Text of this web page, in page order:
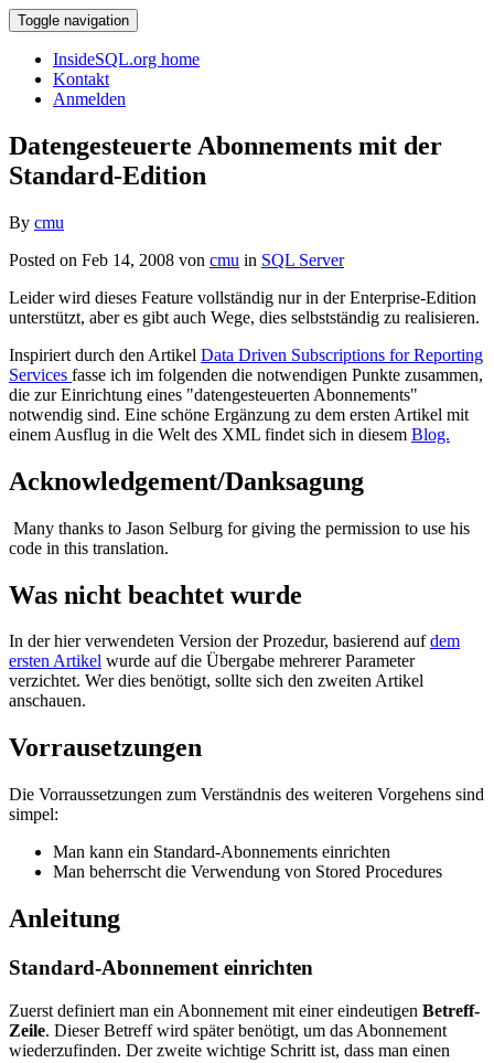
Toggle navigation
InsideSQL.org home
Kontakt
Anmelden
Datengesteuerte Abonnements mit der
Standard-Edition
By cmu
Posted on Feb 14, 2008 von cmu in SQL Server
Leider wird dieses Feature vollständig nur in der Enterprise-Edition
unterstützt, aber es gibt auch Wege, dies selbstständig zu realisieren.
Inspiriert durch den Artikel Data Driven Subscriptions for Reporting
Services fasse ich im folgenden die notwendigen Punkte zusammen,
die zur Einrichtung eines "datengesteuerten Abonnements"
notwendig sind. Eine schöne Ergänzung zu dem ersten Artikel mit
einem Ausflug in die Welt des XML findet sich in diesem Blog.
Acknowledgement/Danksagung
Many thanks to Jason Selburg for giving the permission to use his
code in this translation.
Was nicht beachtet wurde
In der hier verwendeten Version der Prozedur, basierend aufdem
ersten Artikel wurde auf die Übergabe mehrerer Parameter
verzichtet. Wer dies benötigt, sollte sich den zweiten Artikel
anschauen.
Vorrausetzungen
Die Vorraussetzungen zum Verständnis des weiteren Vorgehens sind
simpel:
Man kann ein Standard-Abonnements einrichten
Man beherrscht die Verwendung von Stored Procedures
Anleitung
Standard-Abonnement einrichten
Zuerst definiert man ein Abonnement mit einer eindeutigen Betreff-
Zeile. Dieser Betreff wird später benötigt, um das Abonnement
wiederzufinden. Der zweite wichtige Schritt ist, dass man einen